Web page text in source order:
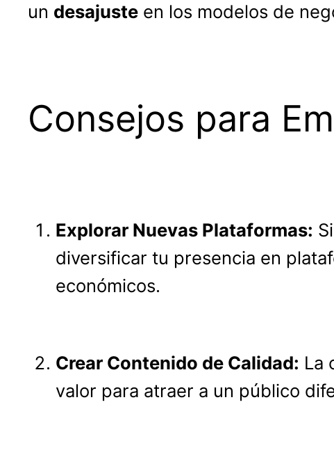
un desajuste en los modelos de
Consejos para
Explorar Nuevas Plataformas:
diversificar tu presencia en
económicos.
Crear Contenido de Calidad: La
valor para atraer a un público